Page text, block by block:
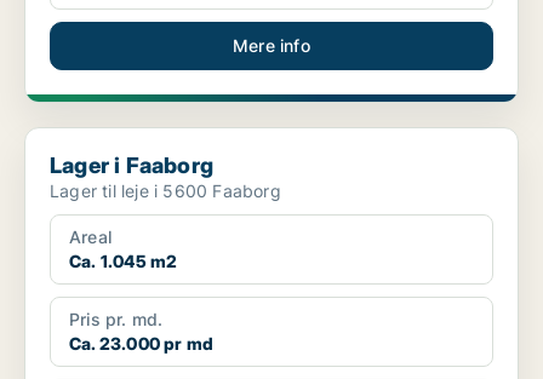
Mere info
Lager i Faaborg
Lager i Faaborg
Lager til leje i 5600 Faaborg
Areal
Ca. 1.045 m2
Pris pr. md.
Ca. 23.000 pr md